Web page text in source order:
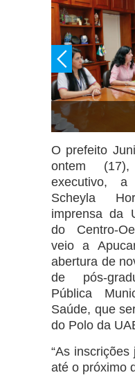
O prefeito
ontem
executivo,
Scheyla
imprensa da
do Centro-
veio a
abertura de
de pós-
Pública
Saúde, que
do Polo da
“As
até o próximo